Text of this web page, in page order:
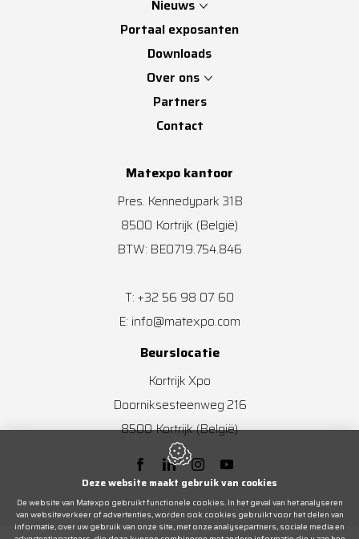
Nieuws
Portaal exposanten
Downloads
Over ons
Partners
Contact
Matexpo kantoor
Pres. Kennedypark 31B
8500 Kortrijk (België)
BTW: BE0719.754.846
T: +32 56 98 07 60
E: info@matexpo.com
Beurslocatie
Kortrijk Xpo
Doorniksesteenweg 216
8500Kortrijk(België)
Deze website maakt gebruik van cookies
De website van Matexpo gebruikt functionele cookies. In het geval van het analyseren
van websiteverkeer of advertenties, worden ook cookies gebruikt voor het delen van
informatie, over uw gebruik van onze site, met onze analysepartners, sociale media en